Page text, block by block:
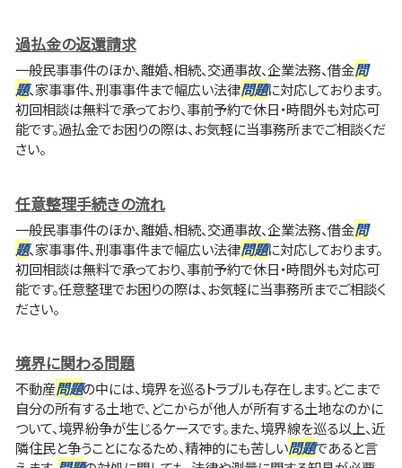
過払金の返還請求
一般民事事件のほか、離婚、相続、交通事故、企業法務、借金問
題、家事事件、刑事事件まで幅広い法律問題に対応しております。
初回相談は無料で承っており、事前予約で休日・時間外も対応可
能です。過払金でお困りの際は、お気軽に当事務所までご相談くだ
さい。
任意整理手続きの流れ
一般民事事件のほか、離婚、相続、交通事故、企業法務、借金問
題、家事事件、刑事事件まで幅広い法律問題に対応しております。
初回相談は無料で承っており、事前予約で休日・時間外も対応可
能です。任意整理でお困りの際は、お気軽に当事務所までご相談く
ださい。
境界に関わる問題
不動産問題の中には、境界を巡るトラブルも存在します。どこまで
自分の所有する土地で、どこからが他人が所有する土地なのかに
ついて、境界紛争が生じるケースです。また、境界線を巡る以上、近
隣住民と争うことになるため、精神的にも苦しい問題であると言